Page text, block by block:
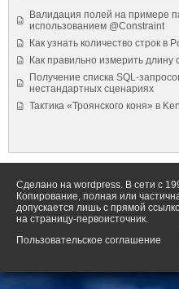
Валидация полей на примере
использованием @Constraint
Как узнать количество строк в
Как правильно измерить
Получение списка SQL-
нестандартных сценариях
Тактика «Троянского коня» в
Сделано на wordpress. В сети с
Копирование, полная или
допускается лишь с прямой
на страницу-первоисточник.
Пользовательское соглашение